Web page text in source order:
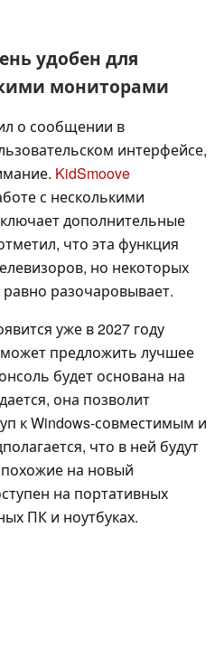
удобен для
мониторами
о сообщении в
интерфейсе,
KidSmoove
с несколькими
дополнительные
что эта функция
но некоторых
разочаровывает.
уже в 2027 году
может предложить лучшее
будет основана на
она позволит
к Windows-совместимым и
что в ней будут
на новый
на портативных
ПК и ноутбуках.